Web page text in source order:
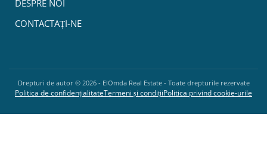
DESPRE NOI
CONTACTAȚI-NE
Drepturi de autor © 2026- ElOmda Real Estate - Toate drepturile rezervate
Politica de confidențialitateTermeni și condițiiPolitica privind cookie-urile